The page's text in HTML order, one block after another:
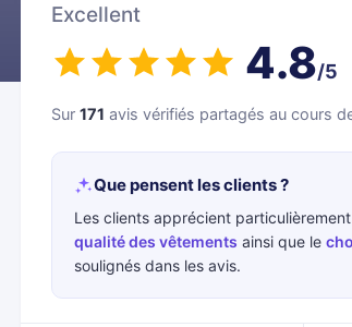
Excellent
4.8/5
Sur 171 avis vérifiés partagés au cours
Que pensent les clients ?
Les clients apprécient
qualité des vêtements ainsi que le
soulignés dans les avis.